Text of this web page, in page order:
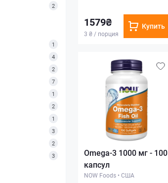
2
1
4
2
7
1
2
1
3
2
3
1579₴
3 ₴ / порция
Купить
Omega-3 1000 мг - 100
капсул
NOW Foods • США